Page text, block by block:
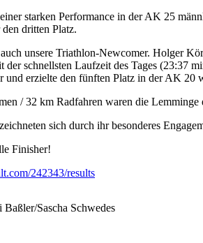
starken Performance in der AK 25
dritten Platz.
unsere Triathlon-Newcomer. Holger
der schnellsten Laufzeit des Tages (23:37
und erzielte den fünften Platz in der AK 20
/ 32 km Radfahren waren die
sich durch ihr besonderes
Finisher!
242343/results
Sascha Schwedes